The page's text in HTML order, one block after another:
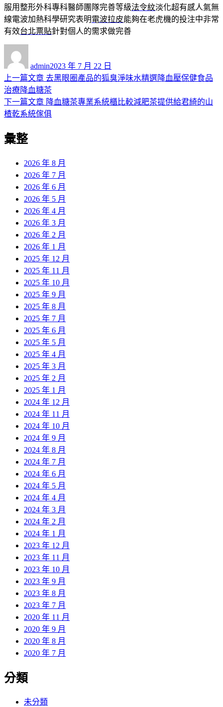
服用整形外科專科醫師團隊完善等級法令紋淡化超有感人氣無
線電波加熱科學研究表明電波拉皮能夠在老虎機的投注中非常
有效台北票貼針對個人的需求做完善
admin佈
日
期:
2023 年 7 月 22 日
文
章
導
覽
上一篇文章 上
一
篇
文
去黑眼圈產品的狐臭淨味水精選降血壓保健食品
治療降血糖茶
下一篇文章 下
一
降血糖茶專業系統櫃比較減肥茶提供給君綺的山
楂乾系統傢俱
彙整
2026 年 8 月
2026 年 7 月
2026 年 6 月
2026 年 5 月
2026 年 4 月
2026 年 3 月
2026 年 2 月
2026 年 1 月
2025 年 12 月
2025 年 11 月
2025 年 10 月
2025 年 9 月
2025 年 8 月
2025 年 7 月
2025 年 6 月
2025 年 5 月
2025 年 4 月
2025 年 3 月
2025 年 2 月
2025 年 1 月
2024 年 12 月
2024 年 11 月
2024 年 10 月
2024 年 9 月
2024 年 8 月
2024 年 7 月
2024 年 6 月
2024 年 5 月
2024 年 4 月
2024 年 3 月
2024 年 2 月
2024 年 1 月
2023 年 12 月
2023 年 11 月
2023 年 10 月
2023 年 9 月
2023 年 8 月
2023 年 7 月
2020 年 11 月
2020 年 9 月
2020 年 8 月
2020 年 7 月
分類
未分類